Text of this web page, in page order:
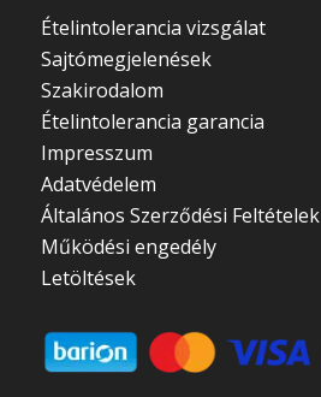
Ételintolerancia vizsgálat
Sajtómegjelenések
Szakirodalom
Ételintolerancia garancia
Impresszum
Adatvédelem
Általános Szerződési Feltételek
Működési engedély
Letöltések